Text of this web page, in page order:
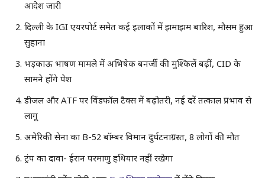
आदेश जारी
दिल्ली के IGI एयरपोर्ट समेत कई इलाकों में झमाझम बारिश, मौसम हुआ
सुहाना
भड़काऊ भाषण मामले में अभिषेक बनर्जी की मुश्किलें बढ़ीं, CID के
सामने होंगे पेश
डीजल और ATF पर विंडफॉल टैक्स में बढ़ोतरी, नई दरें तत्काल प्रभाव से
लागू
अमेरिकी सेना का B-52 बॉम्बर विमान दुर्घटनाग्रस्त, 8 लोगों की मौत
ट्रंप का दावा- ईरान परमाणु हथियार नहीं रखेगा